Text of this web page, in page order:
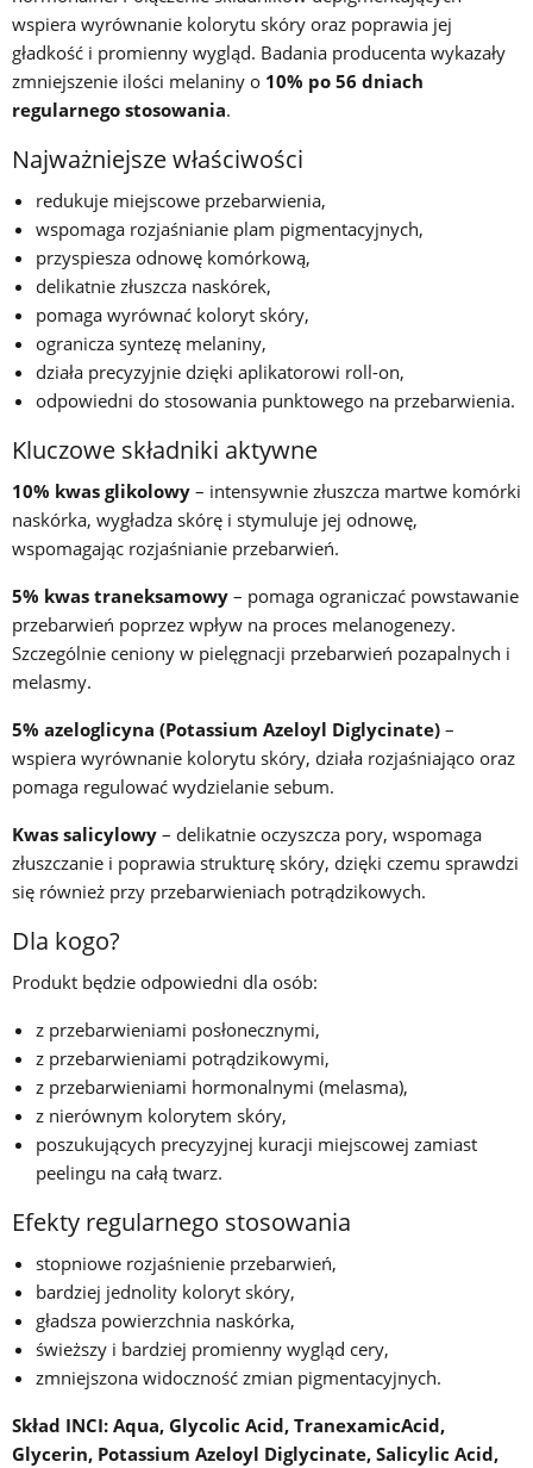
wspiera wyrównanie kolorytu skóry oraz poprawia jej
gładkość i promienny wygląd. Badania producenta wykazały
zmniejszenie ilości melaniny o 10% po 56 dniach
regularnego stosowania.
Najważniejsze właściwości
redukuje miejscowe przebarwienia,
wspomaga rozjaśnianie plam pigmentacyjnych,
przyspiesza odnowę komórkową,
delikatnie złuszcza naskórek,
pomaga wyrównać koloryt skóry,
ogranicza syntezę melaniny,
działa precyzyjnie dzięki aplikatorowi roll-on,
odpowiedni do stosowania punktowego na przebarwienia.
Kluczowe składniki aktywne
10% kwas glikolowy – intensywnie złuszcza martwe komórki
naskórka, wygładza skórę i stymuluje jej odnowę,
wspomagając rozjaśnianie przebarwień.
5% kwas traneksamowy – pomaga ograniczać powstawanie
przebarwień poprzez wpływ na proces melanogenezy.
Szczególnie ceniony w pielęgnacji przebarwień pozapalnych i
melasmy.
5% azeloglicyna (Potassium Azeloyl Diglycinate) –
wspiera wyrównanie kolorytu skóry, działa rozjaśniająco oraz
pomaga regulować wydzielanie sebum.
Kwas salicylowy – delikatnie oczyszcza pory, wspomaga
złuszczanie i poprawia strukturę skóry, dzięki czemu sprawdzi
się również przy przebarwieniach potrądzikowych.
Dla kogo?
Produkt będzie odpowiedni dla osób:
z przebarwieniami posłonecznymi,
z przebarwieniami potrądzikowymi,
z przebarwieniami hormonalnymi (melasma),
z nierównym kolorytem skóry,
poszukujących precyzyjnej kuracji miejscowej zamiast
peelingu na całą twarz.
Efekty regularnego stosowania
stopniowe rozjaśnienie przebarwień,
bardziej jednolity koloryt skóry,
gładsza powierzchnia naskórka,
świeższy i bardziej promienny wygląd cery,
zmniejszona widoczność zmian pigmentacyjnych.
Skład INCI: Aqua, Glycolic Acid, TranexamicAcid,
Glycerin, Potassium Azeloyl Diglycinate, Salicylic Acid,